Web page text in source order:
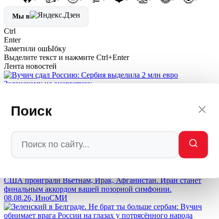
Поиск
Мы в
Ctrl
Enter
Заметили ошЫбку
Выделите текст и нажмите Ctrl+Enter
Лента новостей
08.08.26, Эксклюзив
Возмездие настигнет заказчиков: Медведев вынес приговор
Западу за попытки уничтожить Россию
США проиграли Вьетнам, Ирак, Афганистан. Иран станет
финальным аккордом вашей позорной симфонии.
08.08.26, ИноСМИ